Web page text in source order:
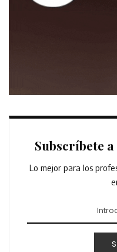
Subscríbete
Lo mejor para los